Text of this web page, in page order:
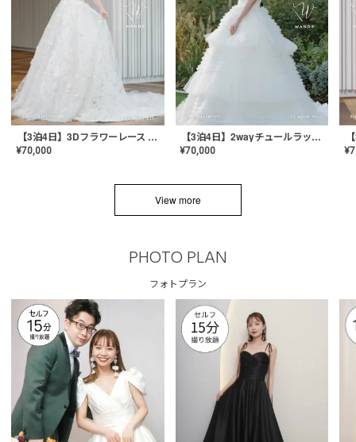
【3泊4日】3Dフラワーレース ドレス〈PD-WDOR-331〉
¥70,000
【3泊4日】2wayチュールラッフルドレス〈PD-WDOR-341RTL〉
¥70,000 ¥
View more
PHOTO PLAN
フォトプラン